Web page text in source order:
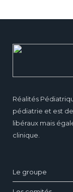
Réalités
pédiatrie et est
libéraux mais
clinique.
Le groupe